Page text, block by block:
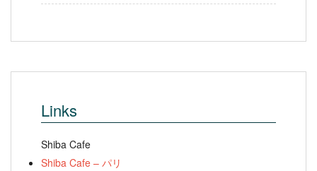
Links
Shiba Cafe
Shiba Cafe – パリ